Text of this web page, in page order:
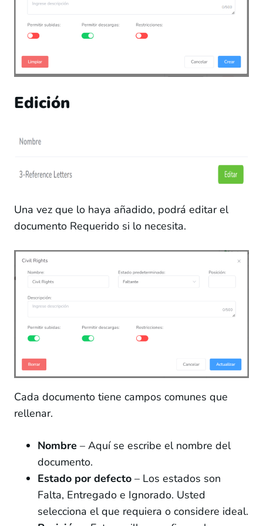
Edición
Una vez que lo haya añadido, podrá editar el
documento Requerido si lo necesita.
Cada documento tiene campos comunes que
rellenar.
Nombre – Aquí se escribe el nombre del
documento.
Estado por defecto – Los estados son
Falta, Entregado e Ignorado. Usted
selecciona el que requiera o considere ideal.